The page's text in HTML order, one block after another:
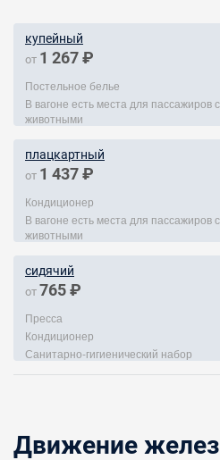
купейный
от 1 267 ₽
Постельное белье
В вагоне есть места для
животными
плацкартный
от 1 437 ₽
Кондиционер
В вагоне есть места для
животными
сидячий
от 765 ₽
Пресса
Кондиционер
Санитарно-гигиенический набор
Движение